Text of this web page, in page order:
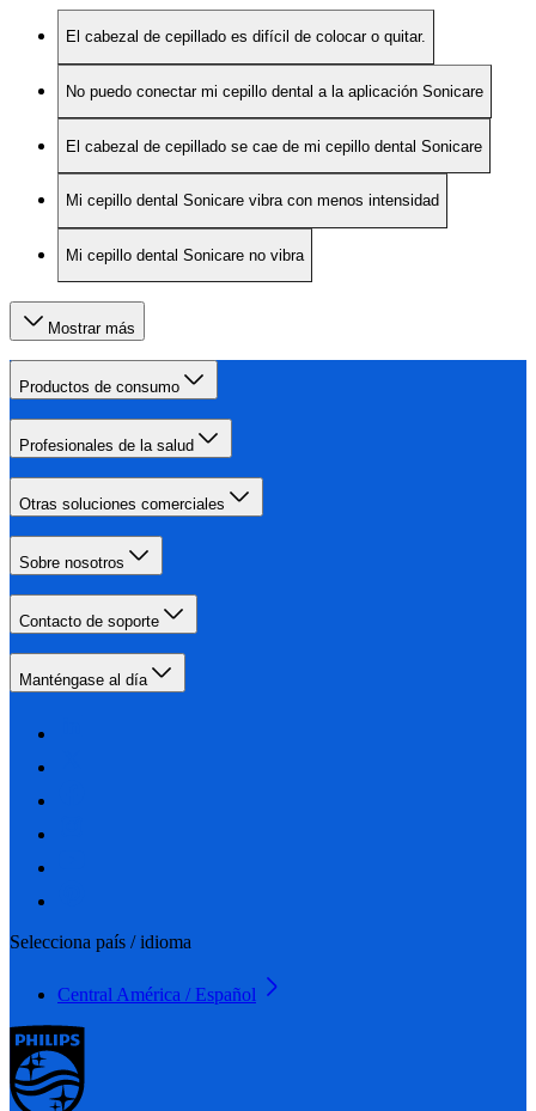
El cabezal de cepillado es difícil de colocar o quitar.
No puedo conectar mi cepillo dental a la aplicación Sonicare
El cabezal de cepillado se cae de mi cepillo dental Sonicare
Mi cepillo dental Sonicare vibra con menos intensidad
Mi cepillo dental Sonicare no vibra
Mostrar más
Productos de consumo
Profesionales de la salud
Otras soluciones comerciales
Sobre nosotros
Contacto de soporte
Manténgase al día
Selecciona país / idioma
Central América / Español